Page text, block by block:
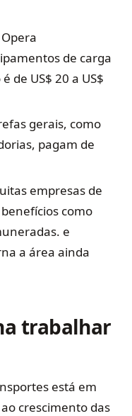
de carga
de US$ 20 a US$
gerais, como
pagam de
empresas de
como
e
a área ainda
trabalhar
está em
crescimento das